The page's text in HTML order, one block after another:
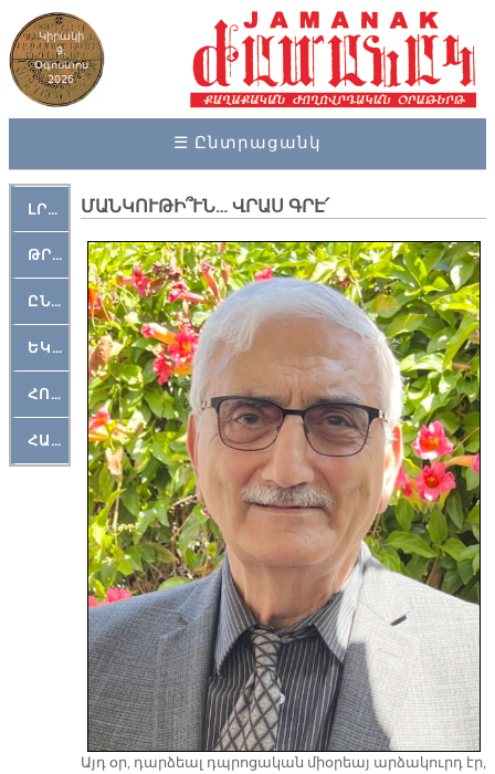
Կիրակի
9,
Օգոստոս
2026
☰ Ընտրացանկ
ԼՐԱՀՈՍ
ԹՐՔԱՀԱՅ ԿԵԱՆՔ
ԸՆԿԵՐԱՄՇԱԿՈՒԹԱՅԻՆ
ԵԿԵՂԵՑԱԿԱՆ
ՀՈԳԵՄՏԱՒՈՐ
ՀԱՐԹԱԿ
ՄԱՆԿՈՒԹԻ՞ՒՆ… ՎՐԱՍ ԳՐԷ՛
Այդ օր, դարձեալ դպրոցական միօրեայ արձակուրդ էր,